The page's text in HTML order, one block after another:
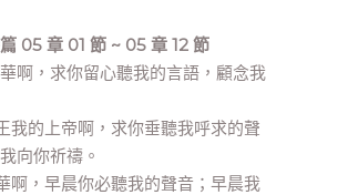
05 章 01 節 ~ 05 章 12 節
啊，求你留心聽我的言語，顧念我
我的上帝啊，求你垂聽我呼求的聲
向你祈禱。
啊，早晨你必聽我的聲音；早晨我